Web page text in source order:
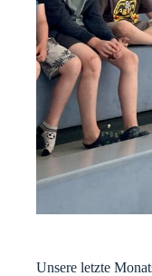
Unsere letzte